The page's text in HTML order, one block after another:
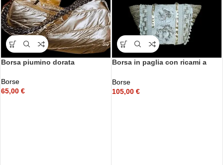
Borsa piumino dorata
Borse
65,00 €
Borsa in paglia con ricami a
Borse
105,00 €